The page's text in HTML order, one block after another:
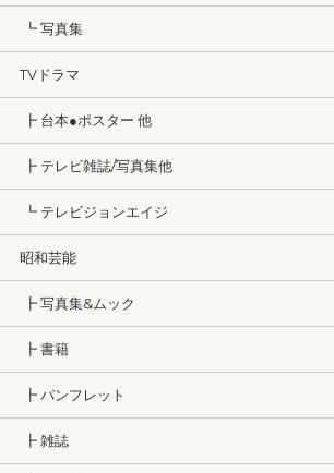
┗ 写真集
TVドラマ
┣ 台本●ポスター 他
┣ テレビ雑誌/写真集他
┗ テレビジョンエイジ
昭和芸能
┣ 写真集&ムック
┣ 書籍
┣ パンフレット
┣ 雑誌